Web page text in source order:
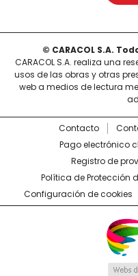
© CARACOL S.A.
CARACOL S.A. realiza una
usos de las obras y otras
web a medios de lectura
Contacto
Pago electrónico
Registro de
Política de Protección
Configuración de cookies